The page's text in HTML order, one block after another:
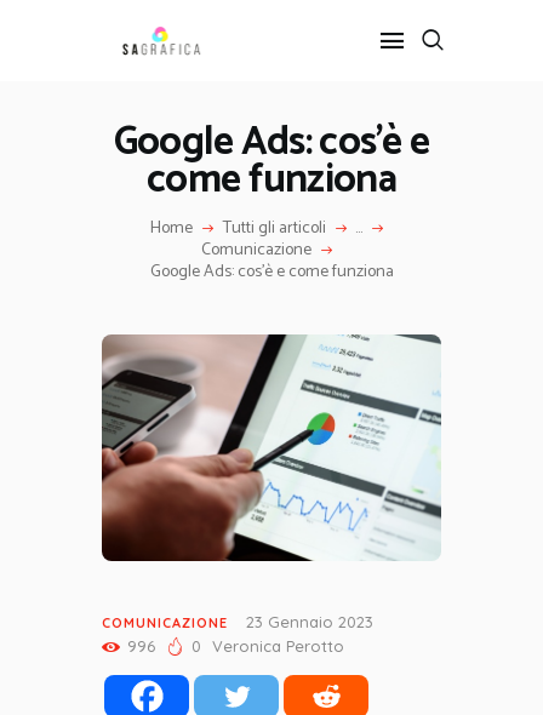
Google Ads: cos’è e
come funziona
Home Tutti gli articoli ...
Comunicazione
Google Ads: cos’è e come funziona
HOME
GRAFICA
ARTE
INTERIOR DESIGN
CONTATTI
COMUNICAZIONE
23 Gennaio 2023
996
0 Veronica Perotto